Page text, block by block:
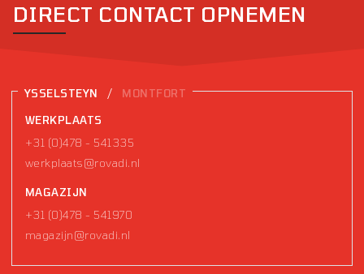
DIRECT CONTACT OPNEMEN
YSSELSTEYN / MONTFORT
WERKPLAATS
+31 (0)478 - 541335
werkplaats@rovadi.nl
MAGAZIJN
+31 (0)478 - 541970
magazijn@rovadi.nl